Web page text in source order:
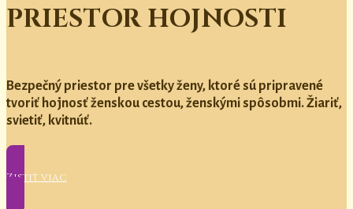
PRIESTOR HOJNOSTI
Bezpečný priestor pre všetky ženy, ktoré sú pripravené
tvoriť hojnosť ženskou cestou, ženskými spôsobmi. Žiariť,
svietiť, kvitnúť.
Zistiť viac